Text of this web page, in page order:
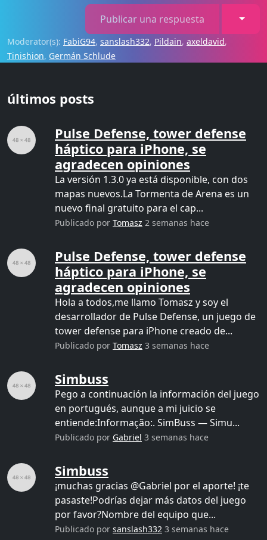
Publicar una respuesta
Moderator(s): FabiG94, sanslash332, Pildain, axeldavid,
Tinishion, Germán Schlude
últimos posts
Pulse Defense, tower defense
háptico para iPhone, se
agradecen opiniones
La versión 1.3.0 ya está disponible, con dos
mapas nuevos.La Tormenta de Arena es un
nuevo final gratuito para el cap...
Publicado por Tomasz 2 semanas hace
Pulse Defense, tower defense
háptico para iPhone, se
agradecen opiniones
Hola a todos,me llamo Tomasz y soy el
desarrollador de Pulse Defense, un juego de
tower defense para iPhone creado de...
Publicado por Tomasz 3 semanas hace
Simbuss
Pego a continuación la información del juego
en portugués, aunque a mi juicio se
entiende:Informação:. SimBuss — Simu...
Publicado por Gabriel 3 semanas hace
Simbuss
¡muchas gracias @Gabriel por el aporte! ¡te
pasaste!Podrías dejar más datos del juego
por favor?Nombre del equipo que...
Publicado por sanslash332 3 semanas hace